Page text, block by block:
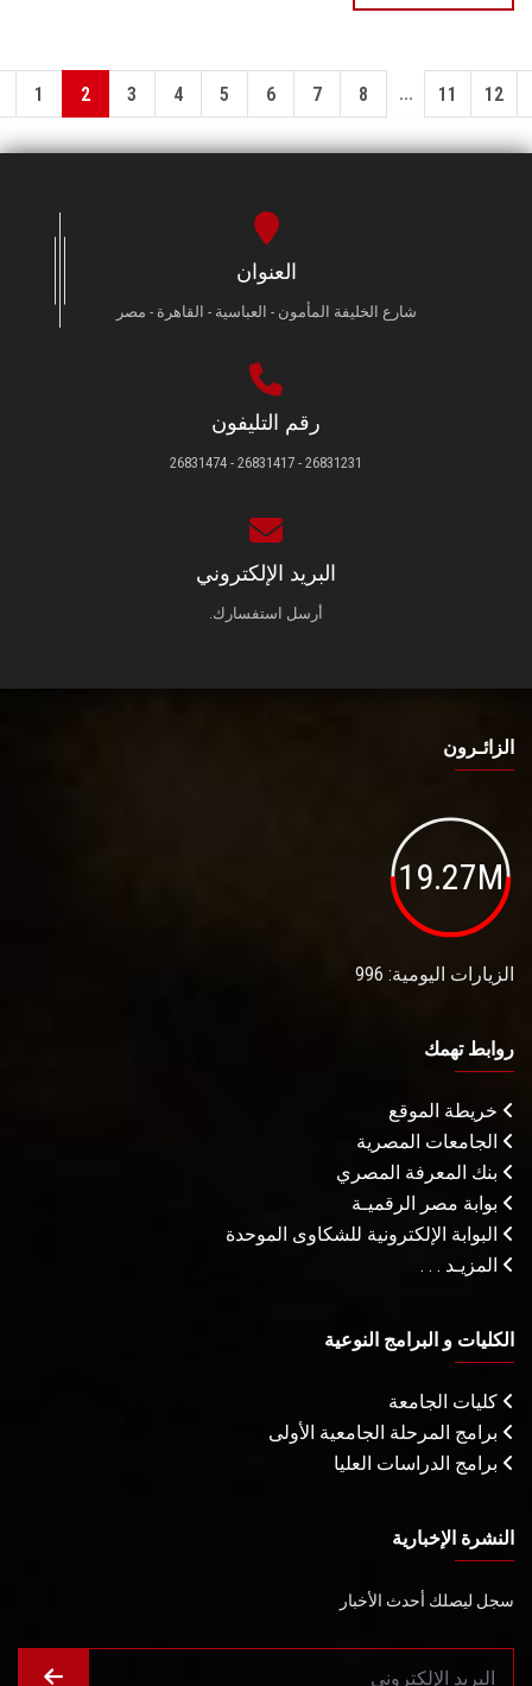
1 2 3 4 5 6 7 8 ... 11 12
العنوان
شارع الخليفة المأمون - العباسية - القاهرة - مصر
رقم التليفون
26831231 - 26831417 - 26831474
البريد الإلكتروني
أرسل استفسارك.
الزائـرون
19.27M
الزيارات اليومية: 996
روابط تهمك
خريطة الموقع
الجامعات المصرية
بنك المعرفة المصري
بوابة مصر الرقميـة
البوابة الإلكترونية للشكاوى الموحدة
المزيـد . . .
الكليات و البرامج النوعية
كليات الجامعة
برامج المرحلة الجامعية الأولى
برامج الدراسات العليا
النشرة الإخبارية
سجل ليصلك أحدث الأخبار